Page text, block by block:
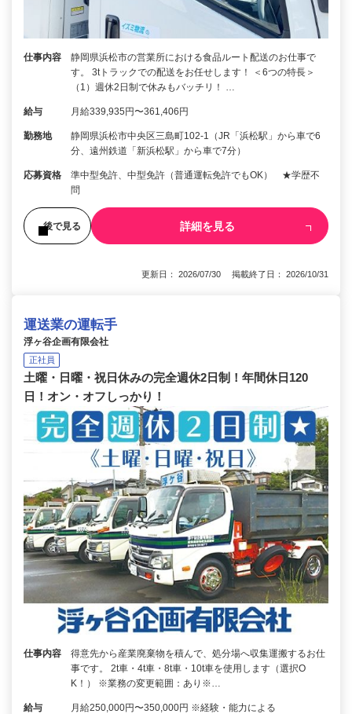
仕事内容
静岡県浜松市の営業所における食品ルート配送のお仕事で
す。 3tトラックでの配送をお任せします！ ＜6つの特長＞
（1）週休2日制で休みもバッチリ！ …
給与 月給339,935円〜361,406円
勤務地
静岡県浜松市中央区三島町102-1（JR「浜松駅」から車で6
分、遠州鉄道「新浜松駅」から車で7分）
応募資格
準中型免許、中型免許（普通運転免許でもOK） ★学歴不
問
後で見る 詳細を見る
更新日： 2026/07/30 掲載終了日： 2026/10/31
運送業の運転手
浮ヶ谷企画有限会社
正社員
土曜・日曜・祝日休みの完全週休2日制！年間休日120
日！オン・オフしっかり！
仕事内容
得意先から産業廃棄物を積んで、処分場へ収集運搬するお仕
事です。 2t車・4t車・8t車・10t車を使用します（選択O
K！） ※業務の変更範囲：あり※…
給与 月給250,000円〜350,000円 ※経験・能力による